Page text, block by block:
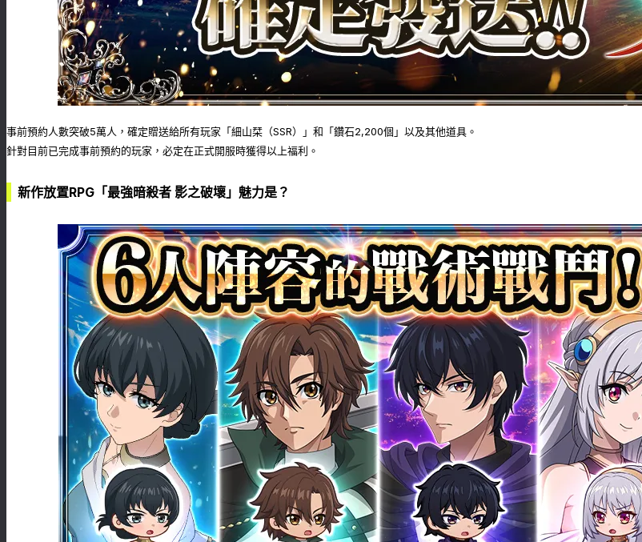
事前預約人數突破5萬人，確定贈送給所有玩家「細山栞（SSR）」和「鑽石2,200個」以及其他道具。
針對目前已完成事前預約的玩家，必定在正式開服時獲得以上福利。
新作放置RPG「最強暗殺者 影之破壞」魅力是？